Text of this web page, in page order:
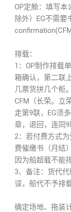
OP定舱：填写本
除外）EG不需
排载：
1：OP制作排载
箱确认，第二联
几票货拼几个柜
CFM（长荣。立
走第9联，EG须
章，退回，连同9
2：若付费方式
费催缴书（月结
因为船超载不能
3、备注：货代
误，船代不予排载
确定场地、拖装